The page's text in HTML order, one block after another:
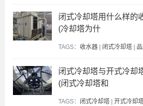
闭式冷却塔用什么样的
(冷却塔为什
TAGS： 收水器 | 闭式冷却塔 |
闭式冷却塔与开式冷却
(闭式冷却塔和
TAGS： 闭式冷却塔 | 开式冷却